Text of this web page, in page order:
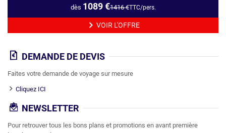
dès 1089€1416€TTC/pers.
VOIR L'OFFRE
DEMANDE DE DEVIS
Faites votre demande de voyage sur mesure
Cliquez ICI
NEWSLETTER
Pour retrouver tous les bons plans et promotions en avant première